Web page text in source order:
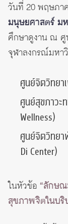
วันที่ 20 พฤษภา
มนุษยศาสตร์ ม
ศึกษาดูงาน ณ ศู
จุฬาลงกรณ์มหา
ศูนย์จิตวิทยา
ศูนย์สุขภาวะ
Wellness)
ศูนย์จิตวิทยา
Di Center)
ในหัวข้อ “ลักษณ
สุขภาพจิตในบริ